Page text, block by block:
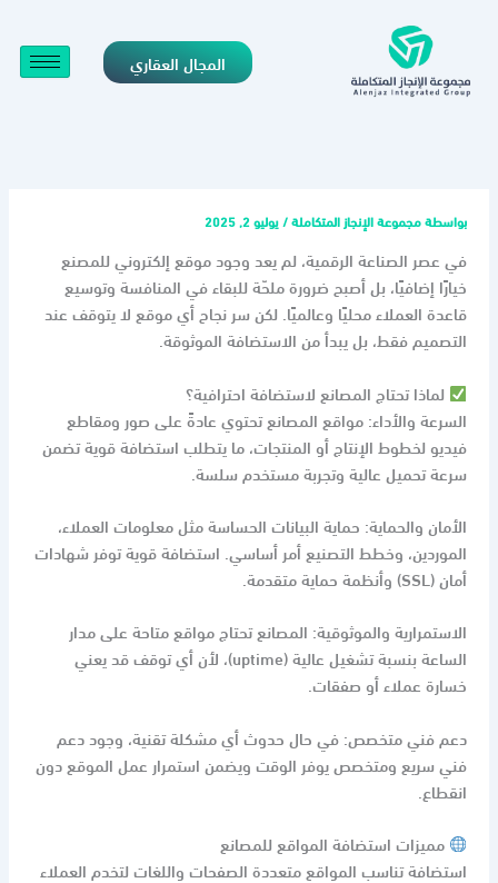
المجال العقاري
بواسطةمجموعة الإنجاز المتكاملة/ يوليو 2, 2025
في عصر الصناعة الرقمية، لم يعد وجود موقع إلكتروني للمصنع
خيارًا إضافيًا، بل أصبح ضرورة ملحّة للبقاء في المنافسة وتوسيع
قاعدة العملاء محليًا وعالميًا. لكن سر نجاح أي موقع لا يتوقف عند
التصميم فقط، بل يبدأ من الاستضافة الموثوقة.
لماذا تحتاج المصانع لاستضافة احترافية؟
السرعة والأداء: مواقع المصانع تحتوي عادةً على صور ومقاطع
فيديو لخطوط الإنتاج أو المنتجات، ما يتطلب استضافة قوية تضمن
سرعة تحميل عالية وتجربة مستخدم سلسة.
الأمان والحماية: حماية البيانات الحساسة مثل معلومات العملاء،
الموردين، وخطط التصنيع أمر أساسي. استضافة قوية توفر شهادات
أمان (SSL) وأنظمة حماية متقدمة.
الاستمرارية والموثوقية: المصانع تحتاج مواقع متاحة على مدار
الساعة بنسبة تشغيل عالية (uptime)، لأن أي توقف قد يعني
خسارة عملاء أو صفقات.
دعم فني متخصص: في حال حدوث أي مشكلة تقنية، وجود دعم
فني سريع ومتخصص يوفر الوقت ويضمن استمرار عمل الموقع دون
انقطاع.
مميزات استضافة المواقع للمصانع
استضافة تناسب المواقع متعددة الصفحات واللغات لتخدم العملاء